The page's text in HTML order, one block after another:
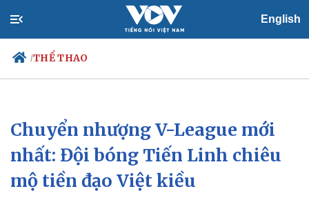
English
/THỂ THAO
Chính trị
Đảng
Tổ chức nhân sự
Quốc hội
Nhận diện sự thật
Xã hội
Tin 24h
Dự báo thời tiết
Giáo dục
Chuyển nhượng V-League mới
nhất: Đội bóng Tiến Linh chiêu
mộ tiền đạo Việt kiều